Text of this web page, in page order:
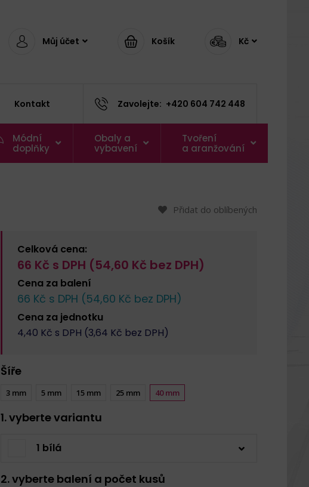
Můj účet Košík Kč
Kontakt Zavolejte: +420 604 742 448
Módní
doplňky
Obaly a
vybavení
Tvoření
a aranžování
Přidat do oblíbených
Celková cena:
66 Kč s DPH (54,60 Kč bez DPH)
Cena za balení
66 Kč s DPH (54,60 Kč bez DPH)
Cena za jednotku
4,40 Kč s DPH (3,64 Kč bez DPH)
Šíře
3 mm 5 mm 15 mm 25 mm 40 mm
1. vyberte variantu
1 bílá
2. vyberte balení a počet kusů